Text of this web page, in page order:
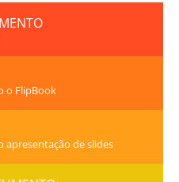
o FlipBook
de slides